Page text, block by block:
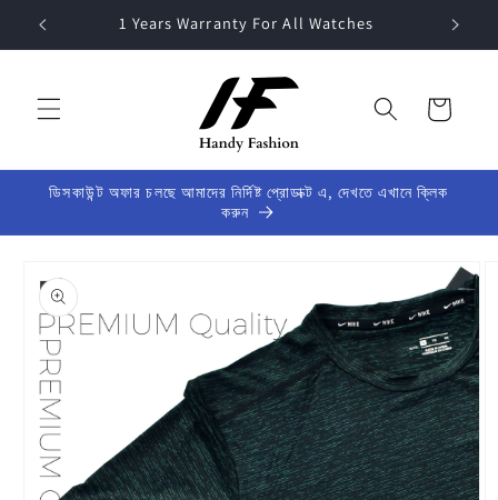
Skip to
content
1 Years Warranty For All Watches
Cart
ডিসকাউন্ট অফার চলছে আমাদের নির্দিষ্ট প্রোডাক্ট এ, দেখতে এখানে ক্লিক
করুন
product
information